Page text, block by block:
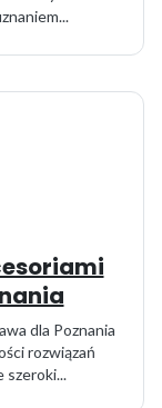
dla Poznania
rozwiązań
szeroki...